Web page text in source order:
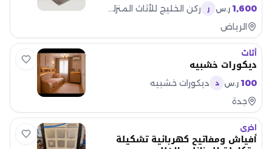
1,600 ر.س ر
ركن الخليج للأثاث المنزلي مبيعات
الرياض
أثاث
ديكورات خشبيه
100 ر.س د
ديكورات خشبيه
جدة
اخرى
أفياش ومفاتيح كهربائية تشكيلة